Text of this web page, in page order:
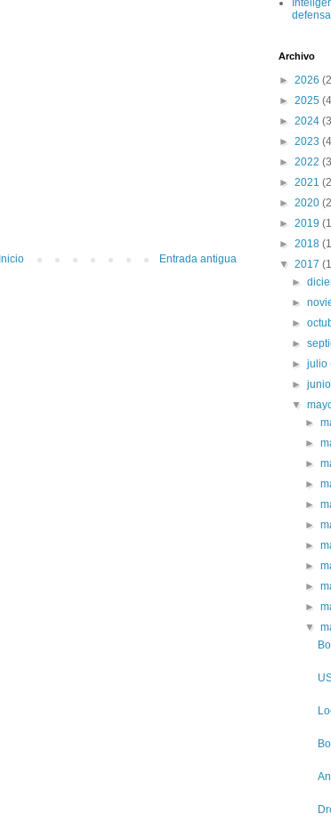
Entrada antigua
Inicio
defensa
Archivo
► 2026
► 2025
► 2024
► 2023
► 2022
► 2021
► 2020
► 2019
► 2018
▼ 2017
►
►
►
►
►julio
►
▼
►
►
►
►
►
►
►
►
►
►
▼